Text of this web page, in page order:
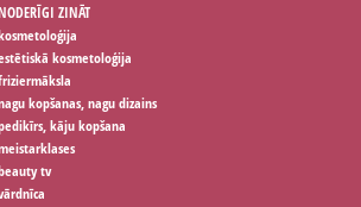
ZINĀT
kosmetoloģija
kopšanas, nagu dizains
kāju kopšana
tv